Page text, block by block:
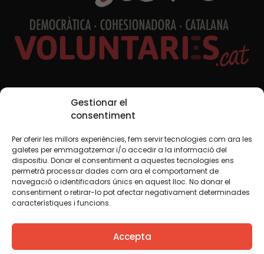
Gestionar el
consentiment
Per oferir les millors experiències, fem servir tecnologies com ara les
galetes per emmagatzemar i/o accedir a la informació del
dispositiu. Donar el consentiment a aquestes tecnologies ens
permetrà processar dades com ara el comportament de
navegació o identificadors únics en aquest lloc. No donar el
consentiment o retirar-lo pot afectar negativament determinades
característiques i funcions.
Accepta
Xarxes Socials
TWT YTB IG FB IN
Avís legalPolítica de cookies
Creiem que el coneixement s’ha de compartir. Per això
fem servir una llicència Creative Commons, llevat que en
algun material indiquem el contrari. Us animem a copiar,